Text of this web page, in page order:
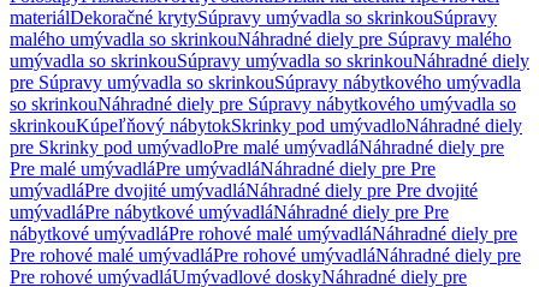
materiálDekoračné krytySúpravy umývadla so skrinkouSúpravy
malého umývadla so skrinkouNáhradné diely pre Súpravy malého
umývadla so skrinkouSúpravy umývadla so skrinkouNáhradné diely
pre Súpravy umývadla so skrinkouSúpravy nábytkového umývadla
so skrinkouNáhradné diely pre Súpravy nábytkového umývadla so
skrinkouKúpeľňový nábytokSkrinky pod umývadloNáhradné diely
pre Skrinky pod umývadloPre malé umývadláNáhradné diely pre
Pre malé umývadláPre umývadláNáhradné diely pre Pre
umývadláPre dvojité umývadláNáhradné diely pre Pre dvojité
umývadláPre nábytkové umývadláNáhradné diely pre Pre
nábytkové umývadláPre rohové malé umývadláNáhradné diely pre
Pre rohové malé umývadláPre rohové umývadláNáhradné diely pre
Pre rohové umývadláUmývadlové doskyNáhradné diely pre